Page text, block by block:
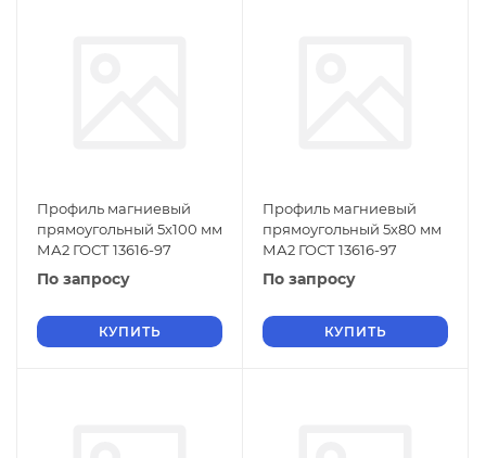
Профиль магниевый
прямоугольный 5х100 мм
МА2 ГОСТ 13616-97
По запросу
КУПИТЬ
Профиль магниевый
прямоугольный 5х80 мм
МА2 ГОСТ 13616-97
По запросу
КУПИТЬ